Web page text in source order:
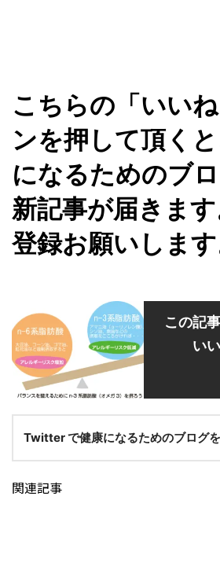
こちらの「いい
ンを押して頂く
になるためのブ
新記事が届きます
登録お願いします
この記
い
Twitter で健康になるためのブログを
関連記事